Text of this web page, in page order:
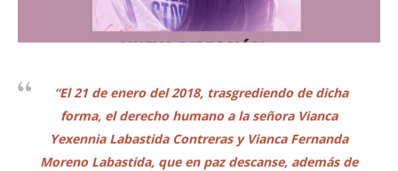
“El 21 de enero del 2018, trasgrediendo de dicha
forma, el derecho humano a la señora Vianca
Yexennia Labastida Contreras y Vianca Fernanda
Moreno Labastida, que en paz descanse, además de